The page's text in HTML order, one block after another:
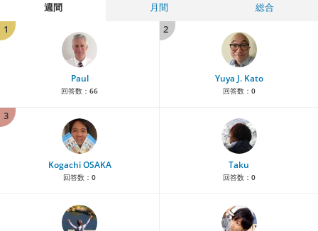
週間 月間
総合
1
Paul
回答数： 66
2
Yuya J. Kato
回答数： 0
3
Kogachi OSAKA
回答数： 0
Taku
回答数： 0